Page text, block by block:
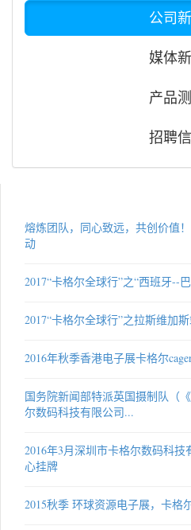
公司
媒体
产品
招聘
熔炼团队，同心致远，共创价值
动
2017“卡格尔全球行”之“西班牙--
2017“卡格尔全球行”之拉斯维加斯
2016年秋季香港电子展卡格尔
国务院新闻部特派英国摄制队（
尔数码科技有限公司...
2016年3月深圳市卡格尔数码科
心挂牌
2015秋季 环球资源电子展，卡格